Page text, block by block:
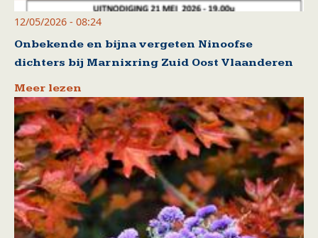
12/05/2026 - 08:24
Onbekende en bijna vergeten Ninoofse
dichters bij Marnixring Zuid Oost Vlaanderen
Meer lezen